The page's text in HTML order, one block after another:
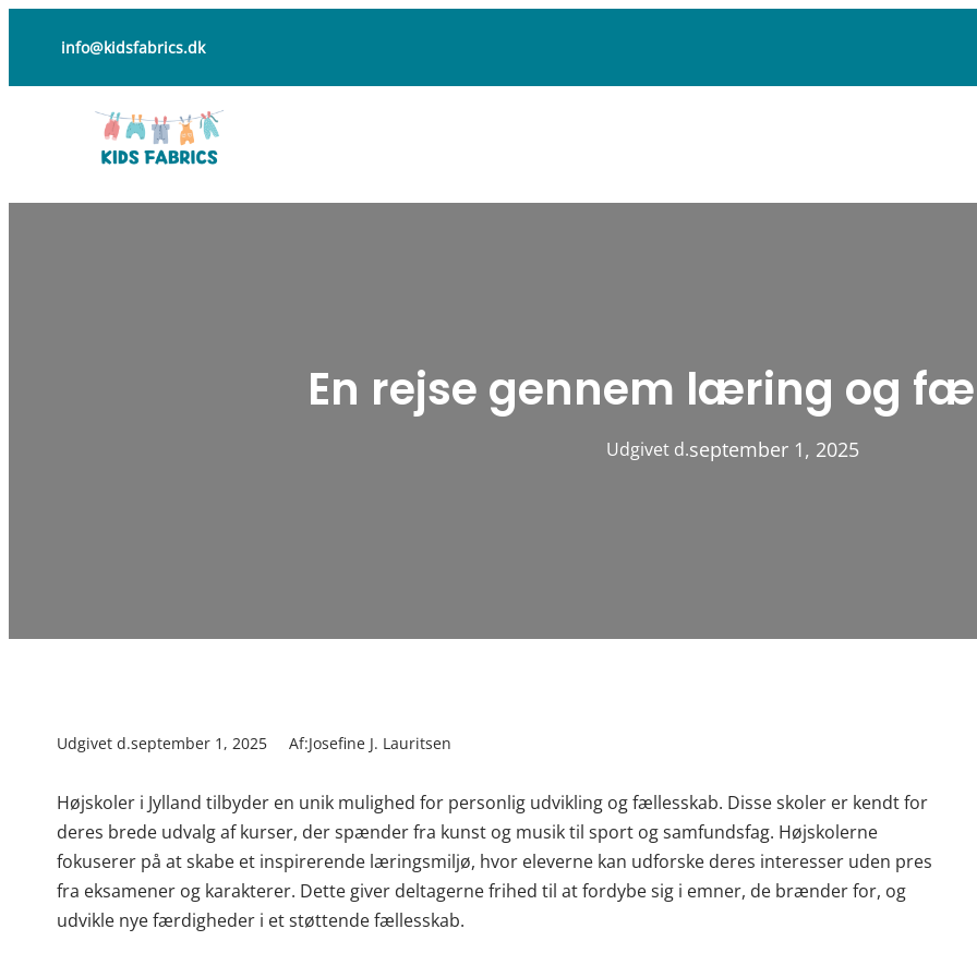
indhold
info@kidsfabrics.dk
En rejse gennem læring og
Udgivet d.september 1, 2025
Udgivet d.september 1, 2025 Af:Josefine J. Lauritsen
Højskoler i Jylland tilbyder en unik mulighed for personlig udvikling og fællesskab. Disse skoler er kendt for
deres brede udvalg af kurser, der spænder fra kunst og musik til sport og samfundsfag. Højskolerne
fokuserer på at skabe et inspirerende læringsmiljø, hvor eleverne kan udforske deres interesser uden pres
fra eksamener og karakterer. Dette giver deltagerne frihed til at fordybe sig i emner, de brænder for, og
udvikle nye færdigheder i et støttende fællesskab.